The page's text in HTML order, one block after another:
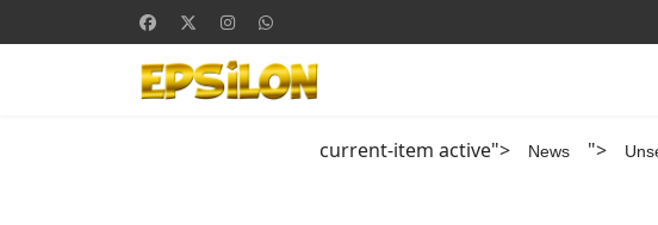
current-item active"> News ">